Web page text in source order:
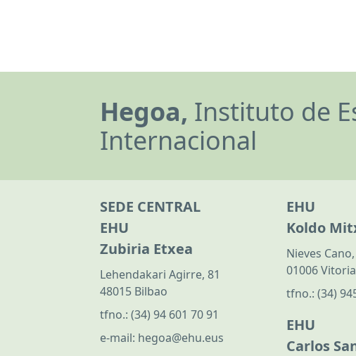
Hegoa, Instituto de
Internacional
SEDE CENTRAL
EHU
Zubiria Etxea
Lehendakari Agirre, 81
48015 Bilbao
tfno.: (34) 94 601 70 91
e-mail: hegoa@ehu.eus
EHU
Koldo
Nieves
01006
tfno.: (34)
EHU
Carlos